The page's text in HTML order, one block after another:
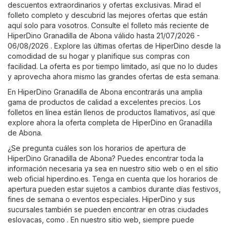
descuentos extraordinarios y ofertas exclusivas. Mirad el
folleto completo y descubrid las mejores ofertas que están
aquí solo para vosotros. Consulte el folleto más reciente de
HiperDino Granadilla de Abona válido hasta 21/07/2026 -
06/08/2026 . Explore las últimas ofertas de HiperDino desde la
comodidad de su hogar y planifique sus compras con
facilidad. La oferta es por tiempo limitado, así que no lo dudes
y aprovecha ahora mismo las grandes ofertas de esta semana.
En HiperDino Granadilla de Abona encontrarás una amplia
gama de productos de calidad a excelentes precios. Los
folletos en línea están llenos de productos llamativos, así que
explore ahora la oferta completa de HiperDino en Granadilla
de Abona.
¿Se pregunta cuáles son los horarios de apertura de
HiperDino Granadilla de Abona? Puedes encontrar toda la
información necesaria ya sea en nuestro sitio web o en el sitio
web oficial hiperdino.es. Tenga en cuenta que los horarios de
apertura pueden estar sujetos a cambios durante días festivos,
fines de semana o eventos especiales. HiperDino y sus
sucursales también se pueden encontrar en otras ciudades
eslovacas, como . En nuestro sitio web, siempre puede